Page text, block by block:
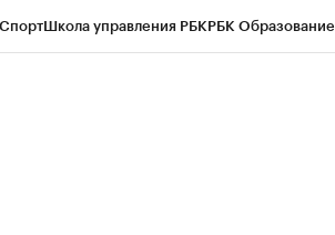
СпортШкола управления РБКРБК Образование